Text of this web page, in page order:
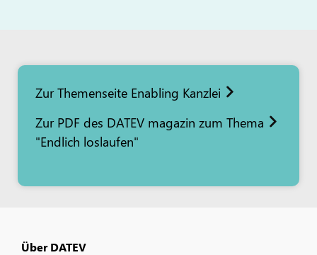
Zur Themenseite Enabling Kanzlei
Zur PDF des DATEV magazin zum Thema
"Endlich loslaufen"
Über DATEV